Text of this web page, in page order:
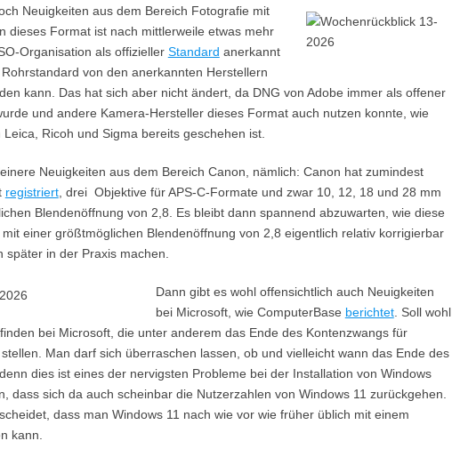
Neuigkeiten aus dem Bereich Fotografie mit
dieses Format ist nach mittlerweile etwas mehr
Organisation als offizieller Standard anerkannt
von den anerkannten Herstellern
kann. Das hat sich aber nicht ändert, da DNG von Adobe immer als offener
und andere Kamera-Hersteller dieses Format auch nutzen konnte, wie
Ricoh und Sigma bereits geschehen ist.
Neuigkeiten aus dem Bereich Canon, nämlich: Canon hat zumindest
registriert, drei Objektive für APS-C-Formate und zwar 10, 12, 18 und 28 mm
Blendenöffnung von 2,8. Es bleibt dann spannend abzuwarten, wie diese
einer größtmöglichen Blendenöffnung von 2,8 eigentlich relativ korrigierbar
in der Praxis machen.
Dann gibt es wohl offensichtlich auch Neuigkeiten
bei Microsoft, wie ComputerBase berichtet. Soll wohl
bei Microsoft, die unter anderem das Ende des Kontenzwangs für
Man darf sich überraschen lassen, ob und vielleicht wann das Ende des
dies ist eines der nervigsten Probleme bei der Installation von Windows
dass sich da auch scheinbar die Nutzerzahlen von Windows 11 zurückgehen.
dass man Windows 11 nach wie vor wie früher üblich mit einem
kann.